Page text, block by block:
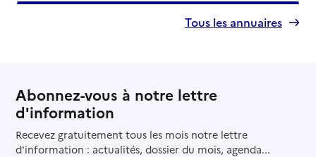
Tous les annuaires
Abonnez-vous à notre lettre
d'information
Recevez gratuitement tous les mois notre lettre
d'information : actualités, dossier du mois, agenda...